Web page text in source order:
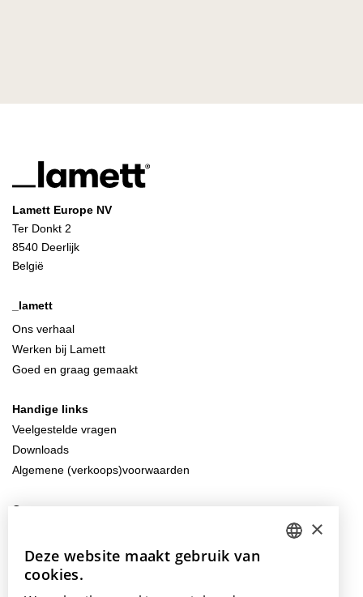
Lamett Europe NV
Ter Donkt 2
8540 Deerlijk
België
_lamett
Ons verhaal
Werken bij Lamett
Goed en graag gemaakt
Handige links
Veelgestelde vragen
Downloads
Algemene (verkoops)voorwaarden
Contacteer ons
+32 56 77 45 15
×
Deze website maakt gebruik van
cookies.